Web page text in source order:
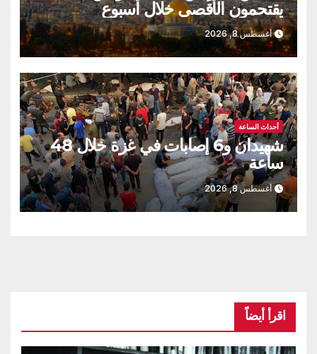
يقتحمون الأقصى خلال أسبوع
أغسطس 8, 2026
أحداث الساعة
شهيدان و6 إصابات في غزة خلال 48
ساعة
أغسطس 8, 2026
اقرأ أيضاً